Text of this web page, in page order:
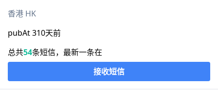
香港 HK
pubAt 310天前
总共54条短信，最新一条在
接收短信